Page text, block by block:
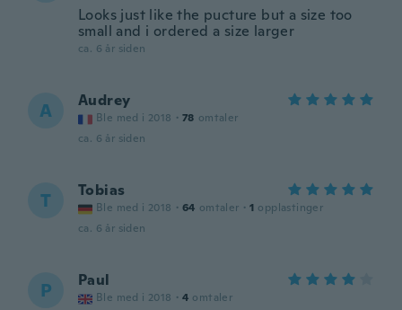
Looks just like the pucture but a size too
small and i ordered a size larger
ca. 6 år siden
A Audrey
Ble med i 2018 · 78 omtaler
ca. 6 år siden
T Tobias
Ble med i 2018 · 64 omtaler · 1 opplastinger
ca. 6 år siden
P Paul
Ble med i 2018 · 4 omtaler